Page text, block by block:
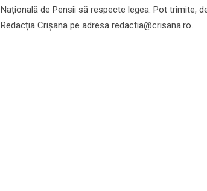
Națională de Pensii să respecte legea. Pot trimite,
Redacția Crișana pe adresa redactia@crisana.ro.